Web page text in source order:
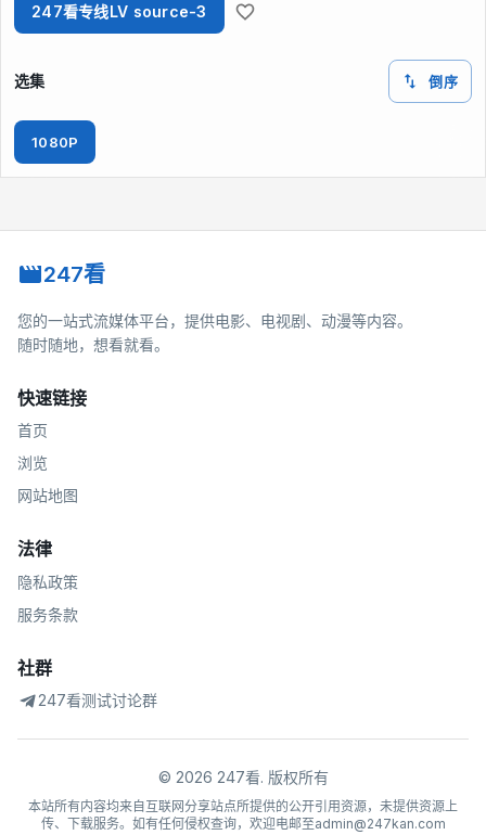
247看专线LV source-3
选集 倒序
1080P
247看
您的一站式流媒体平台，提供电影、电视剧、动漫等内容。
随时随地，想看就看。
快速链接
首页
浏览
网站地图
法律
隐私政策
服务条款
社群
247看测试讨论群
© 2026 247看. 版权所有
本站所有内容均来自互联网分享站点所提供的公开引用资源，未提供资源上
传、下载服务。如有任何侵权查询，欢迎电邮至admin@247kan.com